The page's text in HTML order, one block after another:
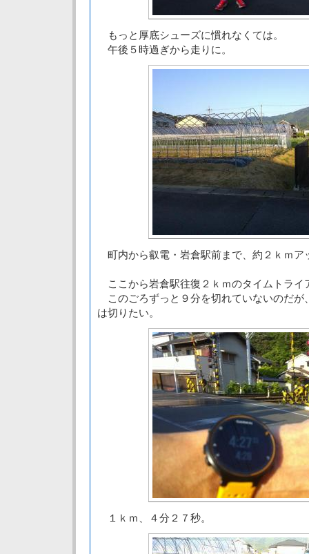
もっと厚底シューズに慣れなくては。
午後５時過ぎから走りに。
町内から叡電・岩倉駅前まで、約２ｋｍア
ここから岩倉駅往復２ｋｍのタイムトライ
このごろずっと９分を切れていないのだが
は切りたい。
１ｋｍ、４分２７秒。